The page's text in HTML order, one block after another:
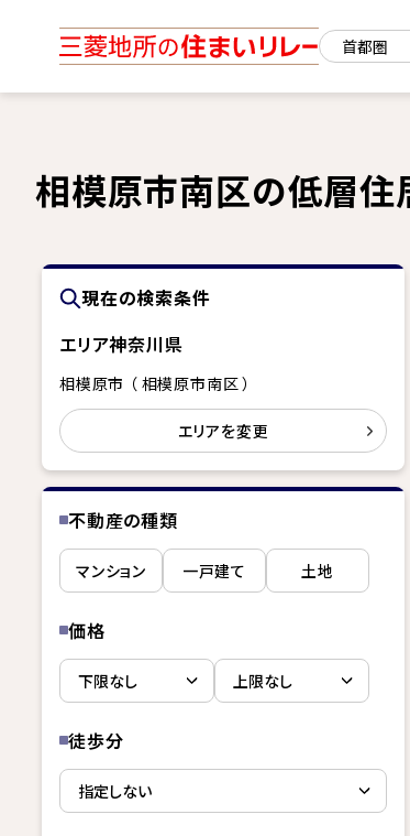
相模原市南区の低層住
現在の検索条件
エリア神奈川県
相模原市 （ 相模原市南区 ）
エリアを変更
不動産の種類
マンション 一戸建て 土地
価格
徒歩分